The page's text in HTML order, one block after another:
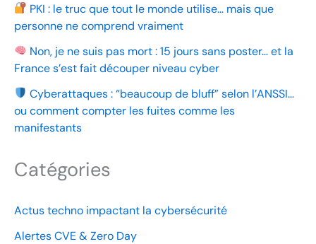
PKI : le truc que tout le monde utilise… mais que
personne ne comprend vraiment
Non, je ne suis pas mort : 15 jours sans poster… et la
France s’est fait découper niveau cyber
Cyberattaques : “beaucoup de bluff” selon l’ANSSI…
ou comment compter les fuites comme les
manifestants
Catégories
Actus techno impactant la cybersécurité
Alertes CVE & Zero Day